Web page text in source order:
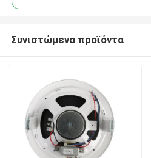
Συνιστώμενα προϊόντα